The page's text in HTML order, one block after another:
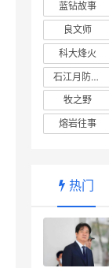
蓝钻故事
良文师
科大烽火
石江月防务观察
牧之野
熔岩往事
热门